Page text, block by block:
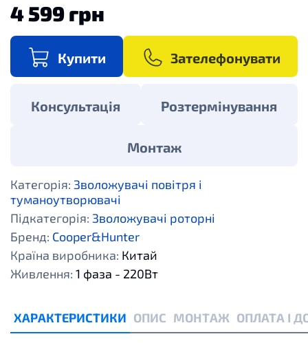
4 599 грн
Купити Зателефонувати
Консультація Розтермінування
Монтаж
Категорія: Зволожувачі повітря і
туманоутворювачі
Підкатегорія: Зволожувачі роторні
Бренд: Cooper&Hunter
Країна виробника: Китай
Живлення: 1 фаза - 220Вт
ХАРАКТЕРИСТИКИ ОПИС МОНТАЖ ОПЛАТА І